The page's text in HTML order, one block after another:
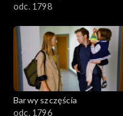
2501–2600
2401–2500
2301–2400
odc. 1798
Barwy szczęścia
odc. 1796